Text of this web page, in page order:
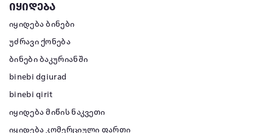
იყიდება
იყიდება ბინები
უძრავი ქონება
ბინები ბაკურიანში
binebi dgiurad
binebi qirit
იყიდება მიწის ნაკვეთი
იყიდება კომერციული ფართი